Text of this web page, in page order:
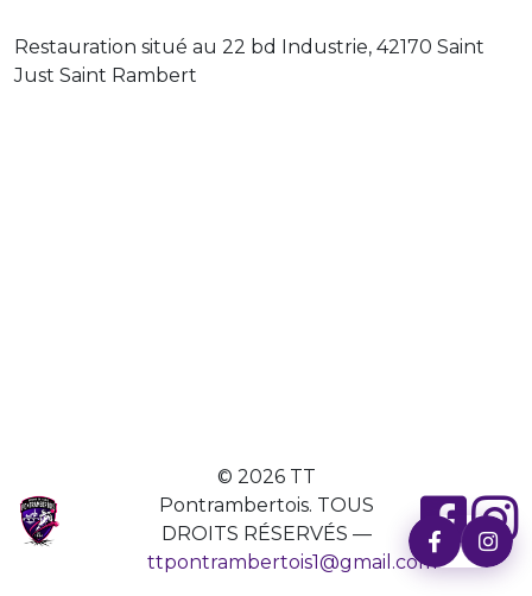
Restauration situé au 22 bd Industrie, 42170 Saint
Just Saint Rambert
© 2026 TT
Pontrambertois. TOUS
DROITS RÉSERVÉS —
ttpontrambertois1@gmail.com